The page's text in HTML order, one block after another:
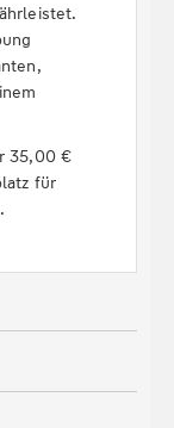
35,00 €
für